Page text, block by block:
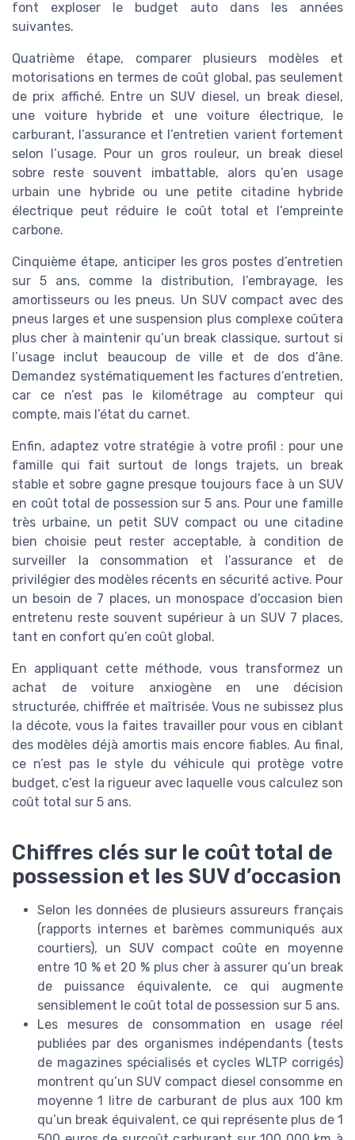
font exploser le budget auto dans les années
suivantes.
Quatrième étape, comparer plusieurs modèles et
motorisations en termes de coût global, pas seulement
de prix affiché. Entre un SUV diesel, un break diesel,
une voiture hybride et une voiture électrique, le
carburant, l’assurance et l’entretien varient fortement
selon l’usage. Pour un gros rouleur, un break diesel
sobre reste souvent imbattable, alors qu’en usage
urbain une hybride ou une petite citadine hybride
électrique peut réduire le coût total et l’empreinte
carbone.
Cinquième étape, anticiper les gros postes d’entretien
sur 5 ans, comme la distribution, l’embrayage, les
amortisseurs ou les pneus. Un SUV compact avec des
pneus larges et une suspension plus complexe coûtera
plus cher à maintenir qu’un break classique, surtout si
l’usage inclut beaucoup de ville et de dos d’âne.
Demandez systématiquement les factures d’entretien,
car ce n’est pas le kilométrage au compteur qui
compte, mais l’état du carnet.
Enfin, adaptez votre stratégie à votre profil : pour une
famille qui fait surtout de longs trajets, un break
stable et sobre gagne presque toujours face à un SUV
en coût total de possession sur 5 ans. Pour une famille
très urbaine, un petit SUV compact ou une citadine
bien choisie peut rester acceptable, à condition de
surveiller la consommation et l’assurance et de
privilégier des modèles récents en sécurité active. Pour
un besoin de 7 places, un monospace d’occasion bien
entretenu reste souvent supérieur à un SUV 7 places,
tant en confort qu’en coût global.
En appliquant cette méthode, vous transformez un
achat de voiture anxiogène en une décision
structurée, chiffrée et maîtrisée. Vous ne subissez plus
la décote, vous la faites travailler pour vous en ciblant
des modèles déjà amortis mais encore fiables. Au final,
ce n’est pas le style du véhicule qui protège votre
budget, c’est la rigueur avec laquelle vous calculez son
coût total sur 5 ans.
Chiffres clés sur le coût total de
possession et les SUV d’occasion
Selon les données de plusieurs assureurs français
(rapports internes et barèmes communiqués aux
courtiers), un SUV compact coûte en moyenne
entre 10 % et 20 % plus cher à assurer qu’un break
de puissance équivalente, ce qui augmente
sensiblement le coût total de possession sur 5 ans.
Les mesures de consommation en usage réel
publiées par des organismes indépendants (tests
de magazines spécialisés et cycles WLTP corrigés)
montrent qu’un SUV compact diesel consomme en
moyenne 1 litre de carburant de plus aux 100 km
qu’un break équivalent, ce qui représente plus de 1